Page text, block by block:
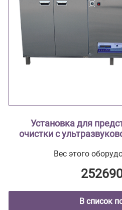
Установка для
очистки с
Вес этого
В список